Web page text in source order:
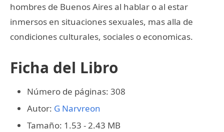
hombres de Buenos Aires al hablar o al estar
inmersos en situaciones sexuales, mas alla de
condiciones culturales, sociales o economicas.
Ficha del Libro
Número de páginas: 308
Autor: G Narvreon
Tamaño: 1.53 - 2.43 MB